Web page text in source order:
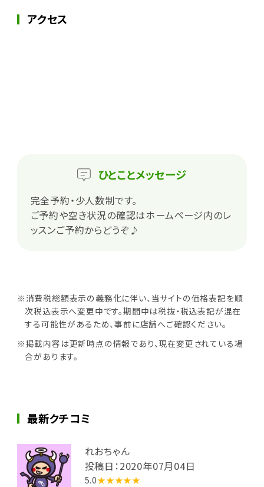
アクセス
ひとことメッセージ
完全予約・少人数制です。
ご予約や空き状況の確認はホームページ内のレ
ッスンご予約からどうぞ♪
※消費税総額表示の義務化に伴い、当サイトの価格表記を順
次税込表示へ変更中です。期間中は税抜・税込表記が混在
する可能性があるため、事前に店舗へご確認ください。
※掲載内容は更新時点の情報であり、現在変更されている場
合があります。
最新クチコミ
れおちゃん
投稿日：2020年07月04日
5.0★★★★★